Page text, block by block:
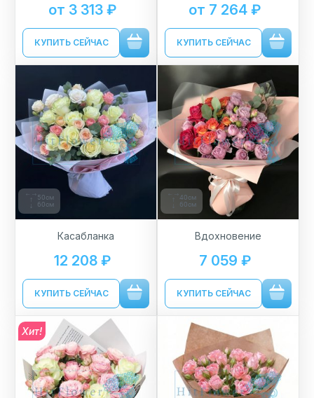
от 3 313 ₽
КУПИТЬ СЕЙЧАС
от 7 264 ₽
КУПИТЬ СЕЙЧАС
50см
60см
Касабланка
12 208 ₽
КУПИТЬ СЕЙЧАС
40см
60см
Вдохновение
7 059 ₽
КУПИТЬ СЕЙЧАС
Хит!